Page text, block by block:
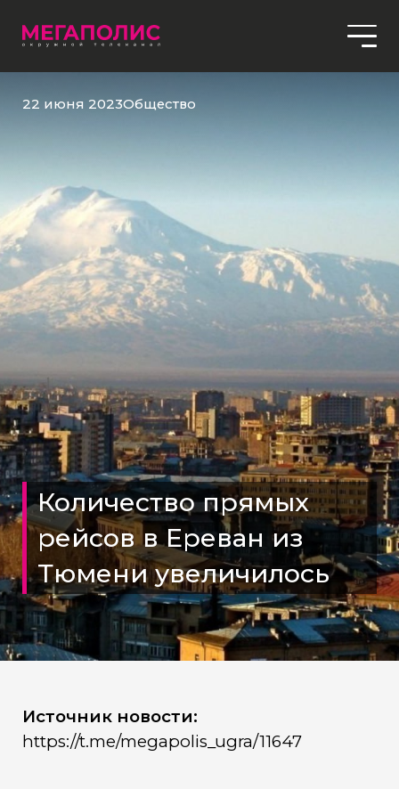
22 июня 2023Общество
Количество прямых
рейсов в Ереван из
Тюмени увеличилось
Источник новости:
https://t.me/megapolis_ugra/11647